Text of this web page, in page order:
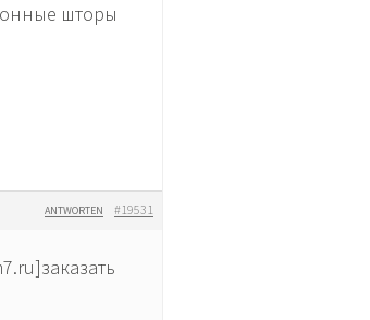
шторы
#19531
ANTWORTEN